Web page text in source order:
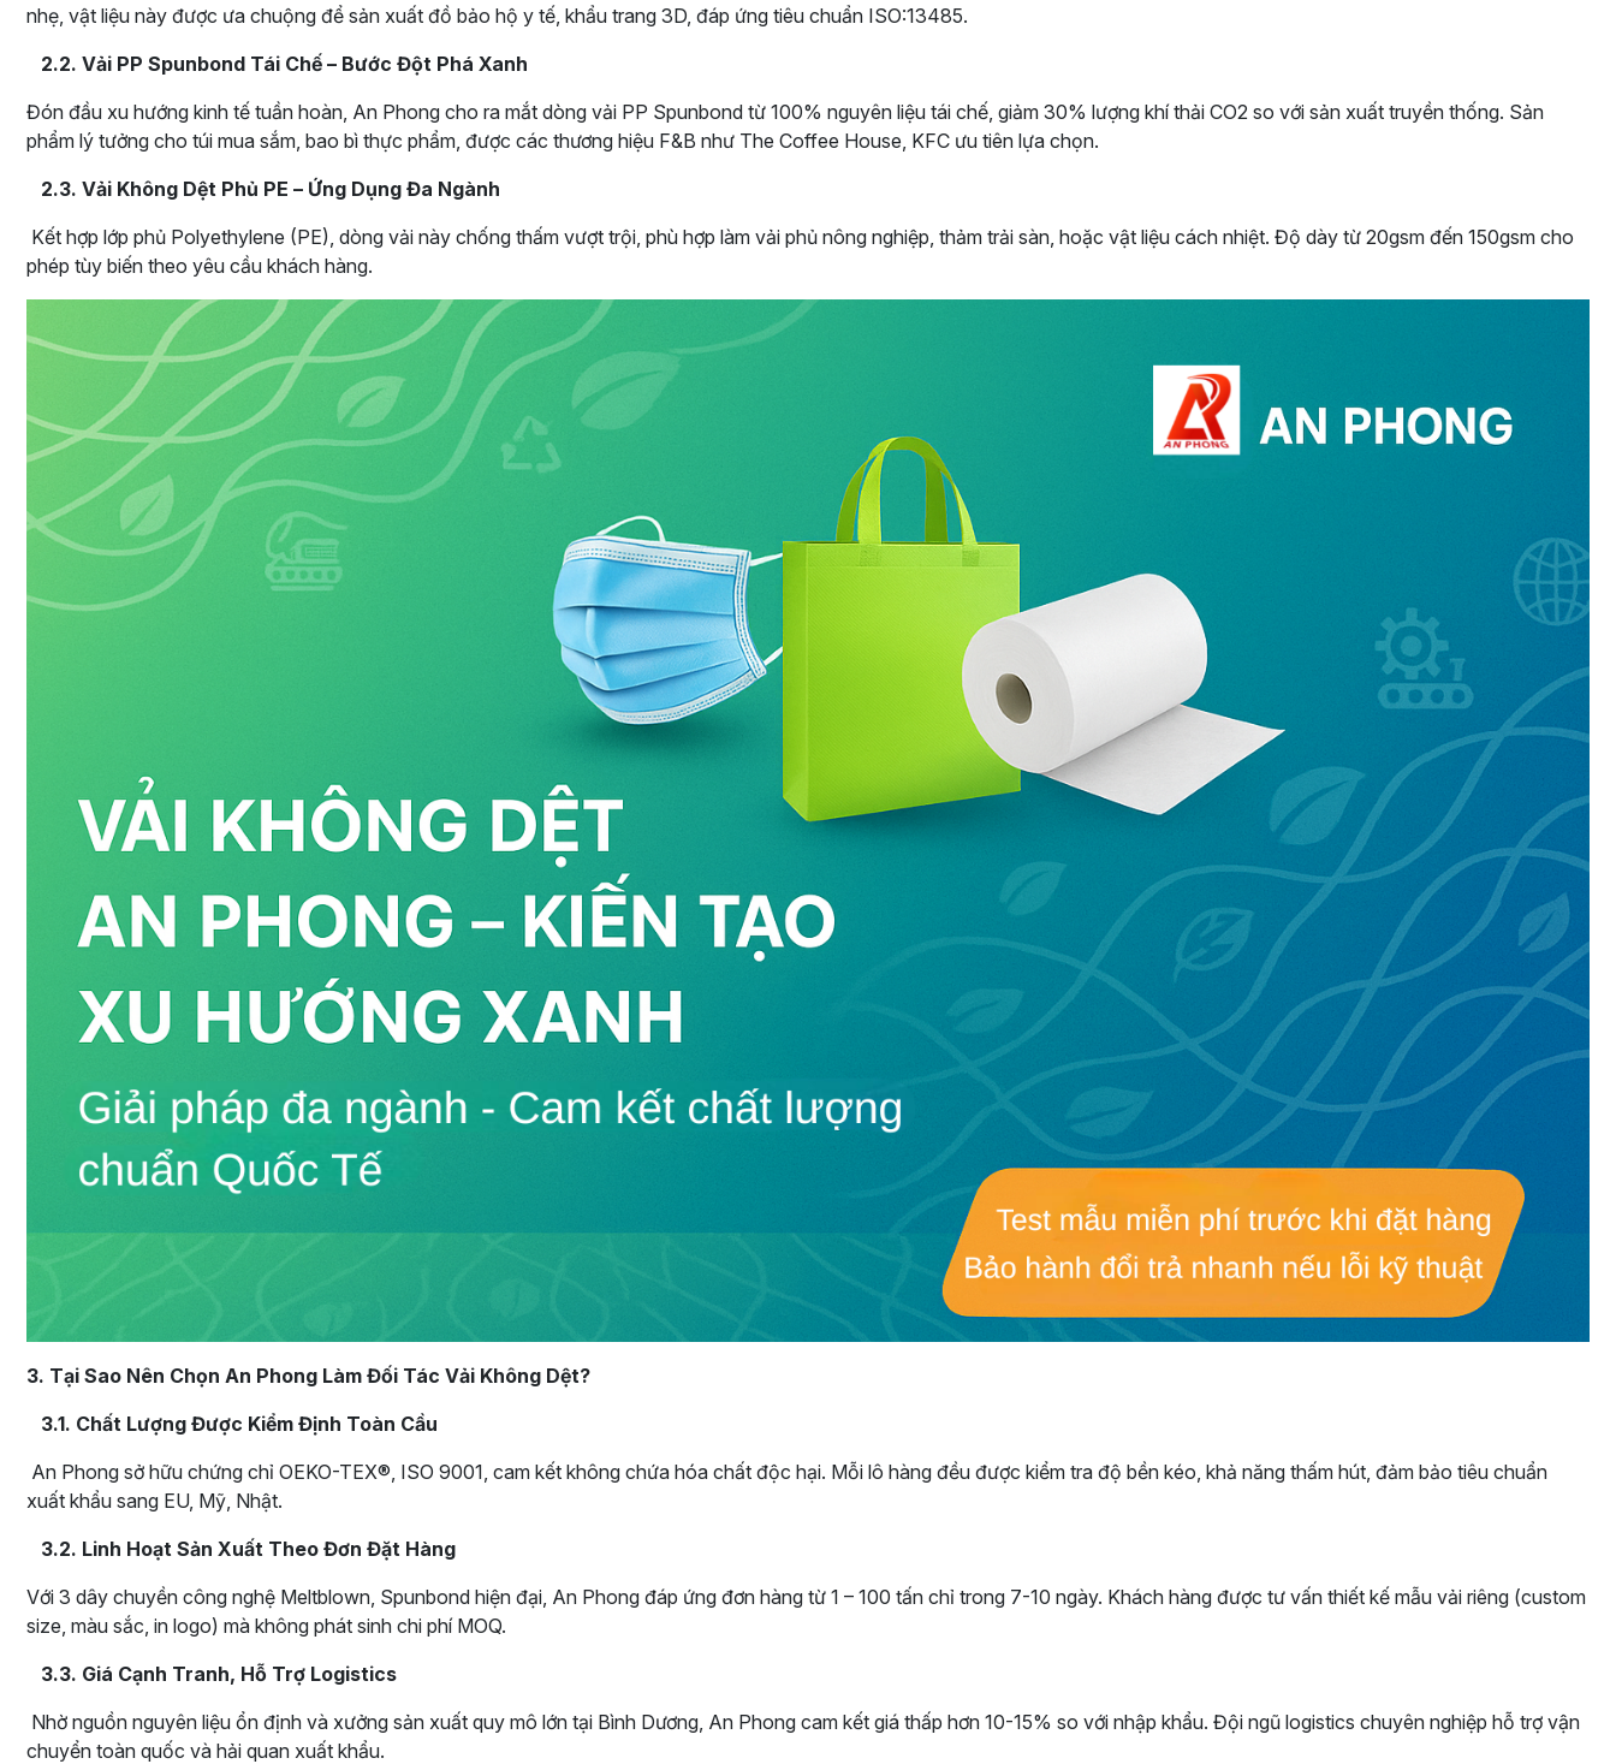
nhẹ, vật liệu này được ưa chuộng để sản xuất đồ bảo hộ y tế, khẩu trang 3D, đáp ứng tiêu chuẩn ISO:13485.
2.2. Vải PP Spunbond Tái Chế – Bước Đột Phá Xanh
Đón đầu xu hướng kinh tế tuần hoàn, An Phong cho ra mắt dòng vải PP Spunbond từ 100% nguyên liệu tái chế, giảm 30% lượng khí thải CO2 so với sản xuất truyền thống. Sản
phẩm lý tưởng cho túi mua sắm, bao bì thực phẩm, được các thương hiệu F&B như The Coffee House, KFC ưu tiên lựa chọn.
2.3. Vải Không Dệt Phủ PE – Ứng Dụng Đa Ngành
Kết hợp lớp phủ Polyethylene (PE), dòng vải này chống thấm vượt trội, phù hợp làm vải phủ nông nghiệp, thảm trải sàn, hoặc vật liệu cách nhiệt. Độ dày từ 20gsm đến 150gsm cho
phép tùy biến theo yêu cầu khách hàng.
3. Tại Sao Nên Chọn An Phong Làm Đối Tác Vải Không Dệt?
3.1. Chất Lượng Được Kiểm Định Toàn Cầu
An Phong sở hữu chứng chỉ OEKO-TEX®, ISO 9001, cam kết không chứa hóa chất độc hại. Mỗi lô hàng đều được kiểm tra độ bền kéo, khả năng thấm hút, đảm bảo tiêu chuẩn
xuất khẩu sang EU, Mỹ, Nhật.
3.2. Linh Hoạt Sản Xuất Theo Đơn Đặt Hàng
Với 3 dây chuyền công nghệ Meltblown, Spunbond hiện đại, An Phong đáp ứng đơn hàng từ 1 – 100 tấn chỉ trong 7-10 ngày. Khách hàng được tư vấn thiết kế mẫu vải riêng (custom
size, màu sắc, in logo) mà không phát sinh chi phí MOQ.
3.3. Giá Cạnh Tranh, Hỗ Trợ Logistics
Nhờ nguồn nguyên liệu ổn định và xưởng sản xuất quy mô lớn tại Bình Dương, An Phong cam kết giá thấp hơn 10-15% so với nhập khẩu. Đội ngũ logistics chuyên nghiệp hỗ trợ vận
chuyển toàn quốc và hải quan xuất khẩu.